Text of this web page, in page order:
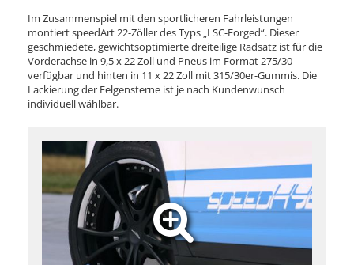
Im Zusammenspiel mit den sportlicheren Fahrleistungen
montiert speedArt 22-Zöller des Typs „LSC-Forged“. Dieser
geschmiedete, gewichtsoptimierte dreiteilige Radsatz ist für die
Vorderachse in 9,5 x 22 Zoll und Pneus im Format 275/30
verfügbar und hinten in 11 x 22 Zoll mit 315/30er-Gummis. Die
Lackierung der Felgensterne ist je nach Kundenwunsch
individuell wählbar.